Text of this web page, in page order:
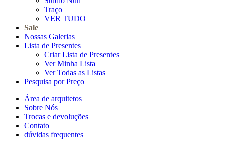
Traço
VER TUDO
Sale
Nossas Galerias
Lista de Presentes
Criar Lista de Presentes
Ver Minha Lista
Ver Todas as Listas
Pesquisa por Preço
Área de arquitetos
Sobre Nós
Trocas e devoluções
Contato
dúvidas frequentes